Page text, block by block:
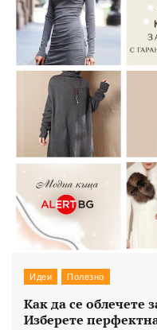
Идеи Полезно
Как да се облечете
Изберете